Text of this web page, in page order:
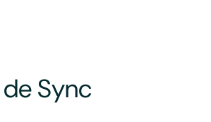
Sync